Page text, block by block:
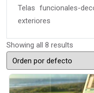
Telas funcionales-
exteriores
Showing all 8 results